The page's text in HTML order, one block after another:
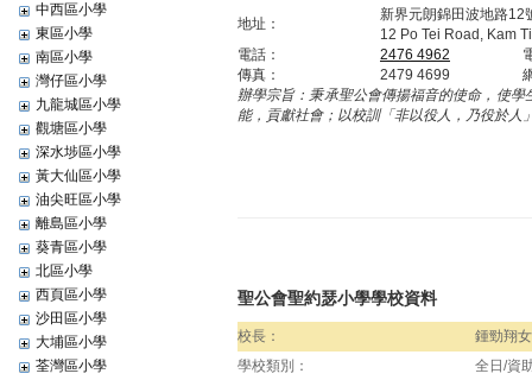
中西區小學
東區小學
南區小學
灣仔區小學
九龍城區小學
觀塘區小學
深水埗區小學
黃大仙區小學
油尖旺區小學
離島區小學
葵青區小學
北區小學
西頁區小學
沙田區小學
大埔區小學
荃灣區小學
地址：
新界元朗錦田波地路12
12 Po Tei Road, Kam
電話：
2476 4962
傳真：
2479 4699
辦學宗旨： 秉承聖公會傳揚福音的使命，使
能，貢獻社會；以校訓「非以役人，乃役於
聖公會聖約瑟小學學校資料
校長：
鍾勁翔
學校類別：
全日/資